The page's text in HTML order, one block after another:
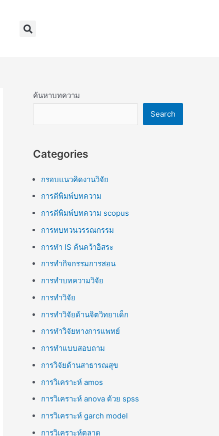
Search
ค้นหาบทความ
Search
Categories
กรอบแนวคิดงานวิจัย
การตีพิมพ์บทความ
การตีพิมพ์บทความ scopus
การทบทวนวรรณกรรม
การทำ IS ค้นคว้าอิสระ
การทำกิจกรรมการสอน
การทำบทความวิจัย
การทำวิจัย
การทำวิจัยด้านจิตวิทยาเด็ก
การทำวิจัยทางการแพทย์
การทำแบบสอบถาม
การวิจัยด้านสาธารณสุข
การวิเคราะห์ amos
การวิเคราะห์ anova ด้วย spss
การวิเคราะห์ garch model
การวิเคราะห์ตลาด